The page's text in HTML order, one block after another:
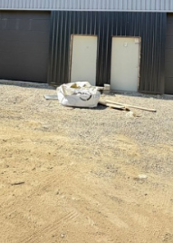
bien